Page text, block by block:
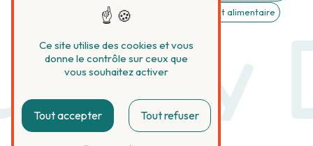
Trouble digestif
Trouble du comportement alimentaire
Ce site utilise des cookies et vous
donne le contrôle sur ceux que
vous souhaitez activer
Tout accepter Tout refuser